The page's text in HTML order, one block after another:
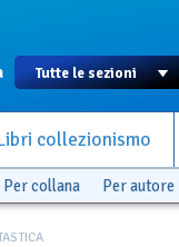
collezionismo
Per collana Per autore